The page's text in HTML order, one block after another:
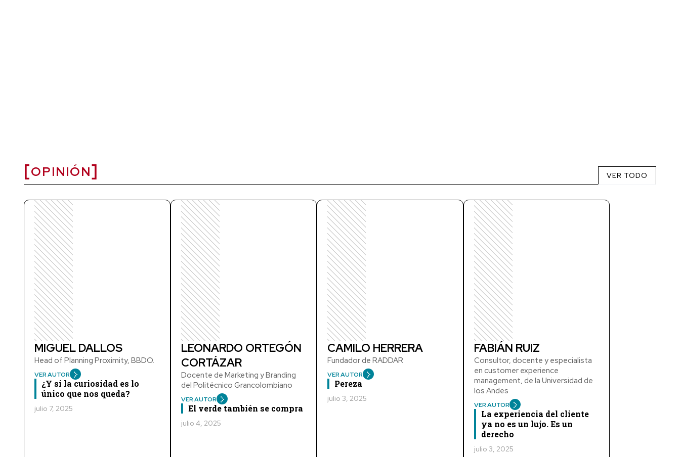
OPINIÓN VER TODO
MIGUEL DALLOS
Head of Planning Proximity, BBDO.
VER AUTOR
¿Y si la curiosidad es lo
único que nos queda?
julio 7, 2025
LEONARDO ORTEGÓN
CORTÁZAR
Docente de Marketing y Branding
del Politécnico Grancolombiano
VER AUTOR
El verde también se compra
julio 4, 2025
CAMILO HERRERA
Fundador de RADDAR
VER AUTOR
Pereza
julio 3, 2025
FABIÁN RUIZ
Consultor, docente y especialista
en customer experience
management, de la Universidad de
los Andes
VER AUTOR
La experiencia del cliente
ya no es un lujo. Es un
derecho
julio 3, 2025